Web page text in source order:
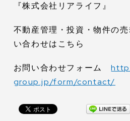
『株式会社リアライフ』
不動産管理・投資・物件の
い合わせはこちら
お問い合わせフォーム
group.jp/form/contact/